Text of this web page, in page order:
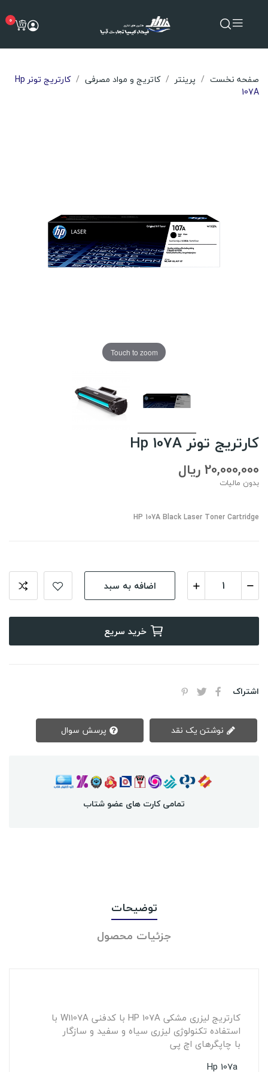
0
صفحه نخست پرینتر کاتریج و مواد مصرفی
کارتریج تونر Hp
107A
Touch to zoom
کارتریج تونر Hp 107A
20,000,000 ریال
بدون مالیات
HP 107A Black Laser Toner Cartridge
اضافه به سبد
خرید سریع
اشتراک
تمامی کارت های عضو شتاب
توضیحات
جزئیات محصول
کارتریج لیزری مشکی HP 107A با کدفنی W1107A با
استفاده تکنولوژی لیزری سیاه و سفید و سازگار
با چاپگرهای اچ پی